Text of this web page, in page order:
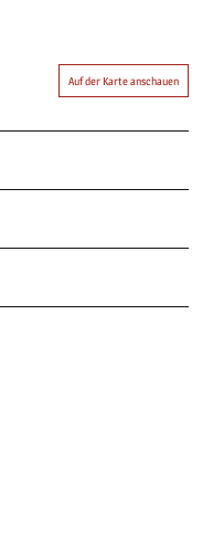
Auf der Karte anschauen